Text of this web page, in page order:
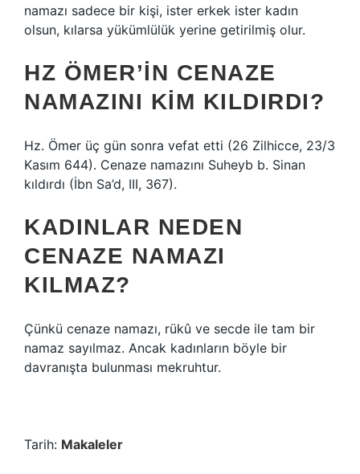
namazı sadece bir kişi, ister erkek ister kadın
olsun, kılarsa yükümlülük yerine getirilmiş olur.
HZ ÖMER’IN CENAZE
NAMAZINI KIM KILDIRDI?
Hz. Ömer üç gün sonra vefat etti (26 Zilhicce, 23/3
Kasım 644). Cenaze namazını Suheyb b. Sinan
kıldırdı (İbn Sa’d, III, 367).
KADINLAR NEDEN
CENAZE NAMAZI
KILMAZ?
Çünkü cenaze namazı, rükû ve secde ile tam bir
namaz sayılmaz. Ancak kadınların böyle bir
davranışta bulunması mekruhtur.
Tarih: Makaleler